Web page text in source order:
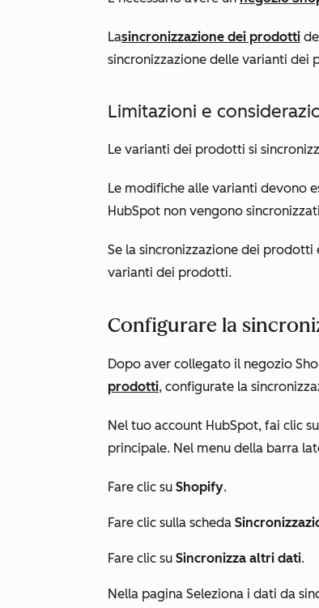
Lasincronizzazione dei prodotti
sincronizzazione delle varianti dei
Limitazioni e
Le varianti dei prodotti si
Le modifiche alle varianti devono
HubSpot non vengono
Se la sincronizzazione dei prodotti
varianti dei prodotti.
Configurare la
Dopo aver collegato il negozio
prodotti, configurate la
Nel tuo account HubSpot, fai clic
principale. Nel menu della barra
Fare clic su Shopify.
Fare clic sulla scheda
Fare clic su Sincronizza altri dati.
Nella pagina Seleziona i dati da